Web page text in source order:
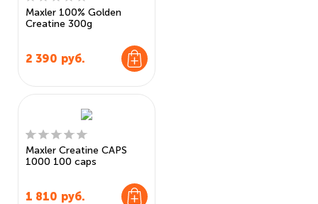
Maxler 100% Golden
Creatine 300g
2 390 руб.
Maxler Creatine CAPS
1000 100 caps
1 810 руб.